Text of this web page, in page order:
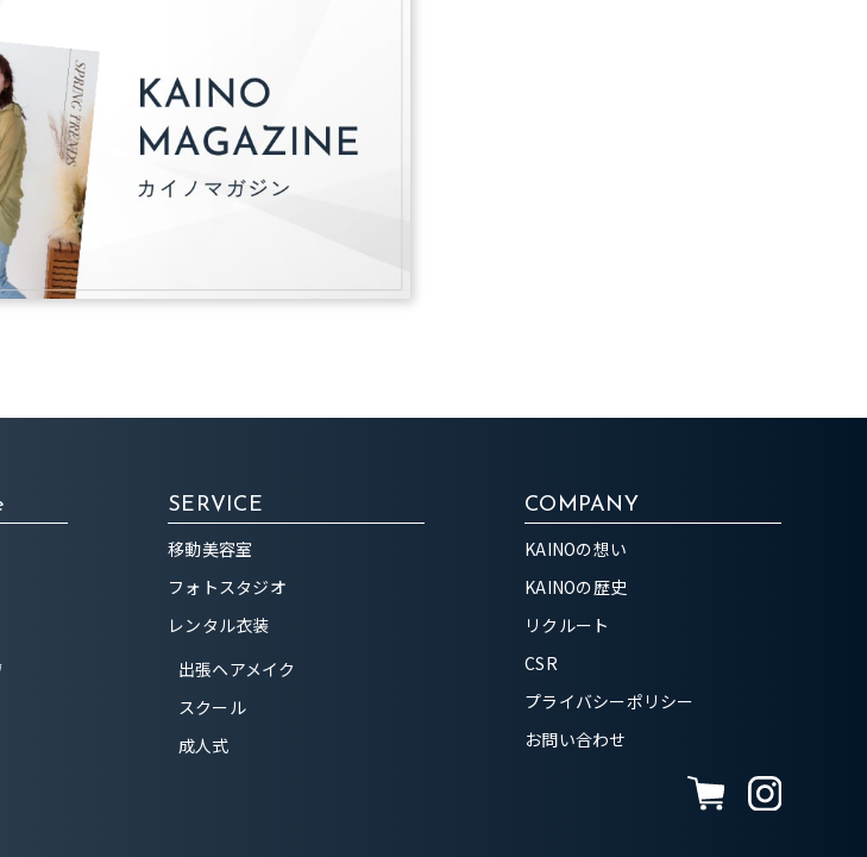
SERVICE
移動美容室
フォトスタジオ
レンタル衣装
出張ヘアメイク
スクール
成人式
COMPANY
KAINOの想い
KAINOの歴史
リクルート
CSR
プライバシーポリシー
お問い合わせ